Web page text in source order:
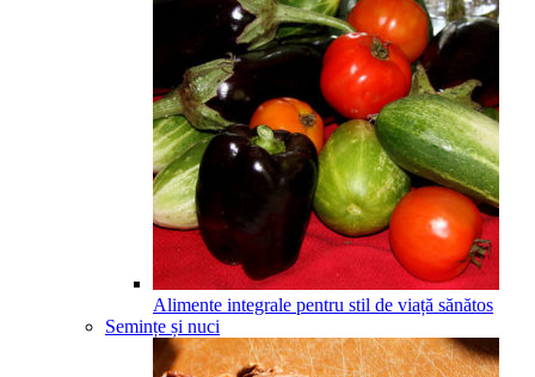
Alimente integrale pentru stil de viață sănătos
Semințe și nuci